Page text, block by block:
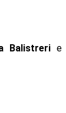
Balistreri e